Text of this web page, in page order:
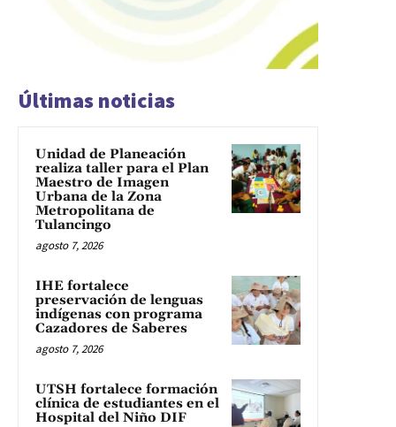
Últimas noticias
Unidad de Planeación
realiza taller para el Plan
Maestro de Imagen
Urbana de la Zona
Metropolitana de
Tulancingo
agosto 7, 2026
IHE fortalece
preservación de lenguas
indígenas con programa
Cazadores de Saberes
agosto 7, 2026
UTSH fortalece formación
clínica de estudiantes en el
Hospital del Niño DIF